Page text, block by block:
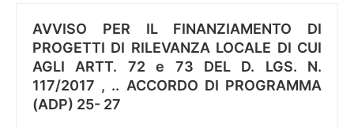
AVVISO PER IL FINANZIAMENTO DI
PROGETTI DI RILEVANZA LOCALE DI CUI
AGLI ARTT. 72 e 73 DEL D. LGS. N.
117/2017 , .. ACCORDO DI PROGRAMMA
(ADP) 25- 27